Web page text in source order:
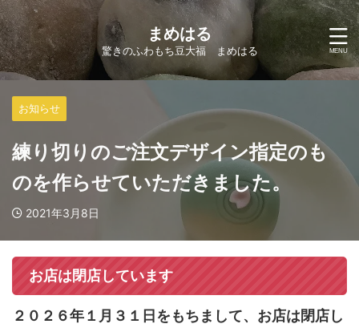
まめはる
驚きのふわもち豆大福 まめはる
お知らせ
練り切りのご注文デザイン指定のも
のを作らせていただきました。
2021年3月8日
お店は閉店しています
２０２６年１月３１日をもちまして、お店は閉店し